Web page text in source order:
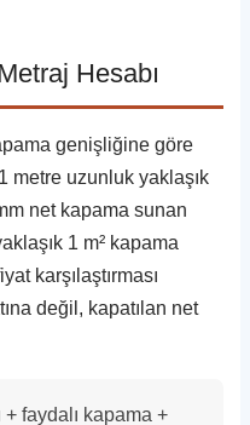
Hesabı
genişliğine göre
metre uzunluk yaklaşık
net kapama sunan
1 m² kapama
karşılaştırması
değil, kapatılan net
+ faydalı kapama +